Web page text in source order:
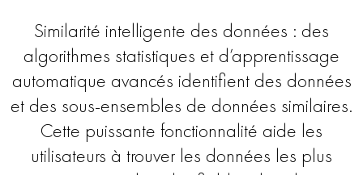
Similarité intelligente des données : des
algorithmes statistiques et d’apprentissage
automatique avancés identifient des données
et des sous-ensembles de données similaires.
Cette puissante fonctionnalité aide les
utilisateurs à trouver les données les plus